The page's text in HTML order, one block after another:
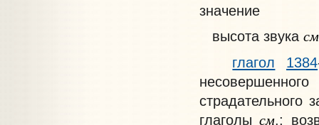
значение
высота звука см
глагол
1384
страдательного
глаголысм.;